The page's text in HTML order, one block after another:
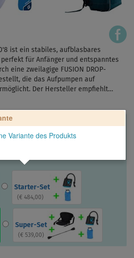
ist ein stabiles, aufblasbares
für Anfänger und entspanntes
eine zweilagige FUSION DROP-
die das Aufpumpen auf
Der Hersteller empfiehlt…
Variante des Produkts
Starter-Set
( € 484,00)
Super-Set
( € 539,00)